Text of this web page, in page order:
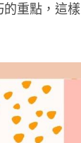
的重點，這樣